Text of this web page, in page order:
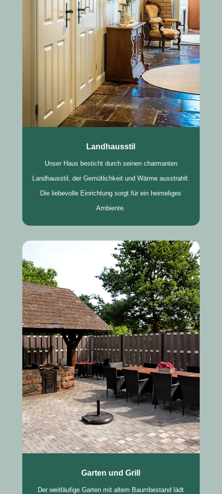
Landhausstil
Unser Haus besticht durch seinen charmanten
Landhausstil, der Gemütlichkeit und Wärme ausstrahlt.
Die liebevolle Einrichtung sorgt für ein heimeliges
Ambiente.
Garten und Grill
Der weitläufige Garten mit altem Baumbestand lädt